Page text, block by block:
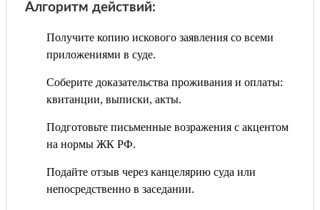
Алгоритм действий:
Получите копию искового заявления со всеми
приложениями в суде.
Соберите доказательства проживания и оплаты:
квитанции, выписки, акты.
Подготовьте письменные возражения с акцентом
на нормы ЖК РФ.
Подайте отзыв через канцелярию суда или
непосредственно в заседании.